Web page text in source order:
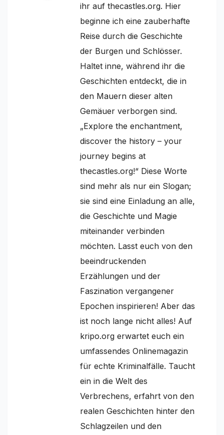
ihr auf thecastles.org. Hier
beginne ich eine zauberhafte
Reise durch die Geschichte
der Burgen und Schlösser.
Haltet inne, während ihr die
Geschichten entdeckt, die in
den Mauern dieser alten
Gemäuer verborgen sind.
„Explore the enchantment,
discover the history – your
journey begins at
thecastles.org!“ Diese Worte
sind mehr als nur ein Slogan;
sie sind eine Einladung an alle,
die Geschichte und Magie
miteinander verbinden
möchten. Lasst euch von den
beeindruckenden
Erzählungen und der
Faszination vergangener
Epochen inspirieren! Aber das
ist noch lange nicht alles! Auf
kripo.org erwartet euch ein
umfassendes Onlinemagazin
für echte Kriminalfälle. Taucht
ein in die Welt des
Verbrechens, erfahrt von den
realen Geschichten hinter den
Schlagzeilen und den